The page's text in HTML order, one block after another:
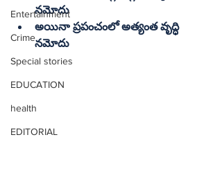
Entertainment
Crime
Special stories
EDUCATION
health
EDITORIAL
నమోదు
అయినా ప్రపంచంలో అత్యంత వృద్ధి
నమోదు